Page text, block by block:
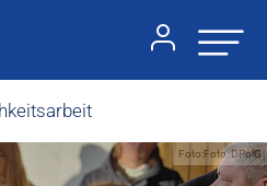
Foto:Foto: DPolG